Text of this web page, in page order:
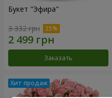
Букет "Эфира"
3 332 грн
Заказать